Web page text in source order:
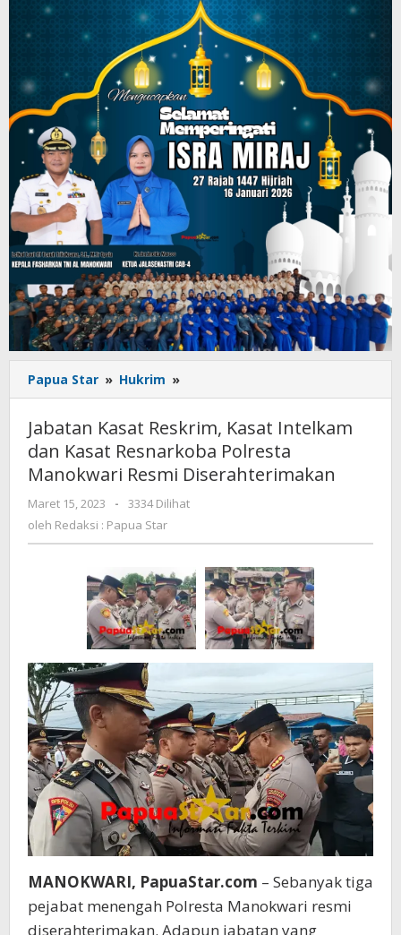
Papua Star » Hukrim »
Kasat
Kasat
Intelkam
dan
Resnarkoba
Manokwari
Resmi
Diserahterimakan
Jabatan Kasat Reskrim, Kasat Intelkam
dan Kasat Resnarkoba Polresta
Manokwari Resmi Diserahterimakan
Maret 15, 2023
oleh
Redaksi
Star
-
3334 Dilihat
oleh Redaksi : Papua Star
MANOKWARI, PapuaStar.com – Sebanyak tiga
pejabat menengah Polresta Manokwari resmi
diserahterimakan. Adapun jabatan yang